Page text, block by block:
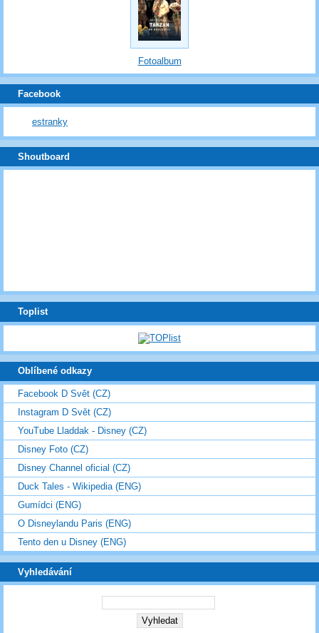
Fotoalbum
Facebook
estranky
Shoutboard
Toplist
Oblíbené odkazy
Facebook D Svět (CZ)
Instagram D Svět (CZ)
YouTube Lladdak - Disney (CZ)
Disney Foto (CZ)
Disney Channel oficial (CZ)
Duck Tales - Wikipedia (ENG)
Gumídci (ENG)
O Disneylandu Paris (ENG)
Tento den u Disney (ENG)
Vyhledávání